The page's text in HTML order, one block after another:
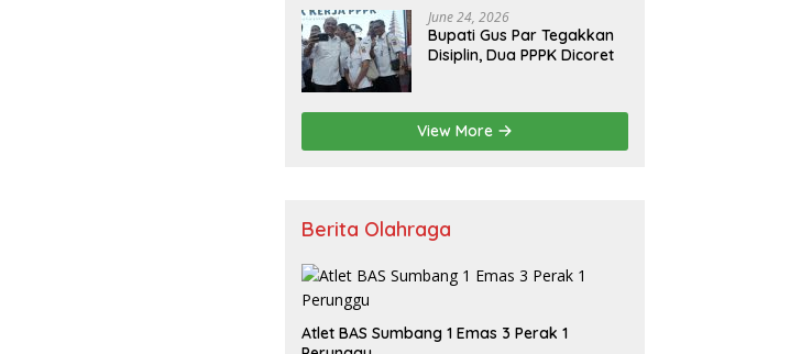
Laboratorium Kearifan
Lokal
June 24, 2026
Bupati Gus Par Tegakkan
Disiplin, Dua PPPK Dicoret
View More
Berita Olahraga
Atlet BAS Sumbang 1 Emas 3 Perak 1